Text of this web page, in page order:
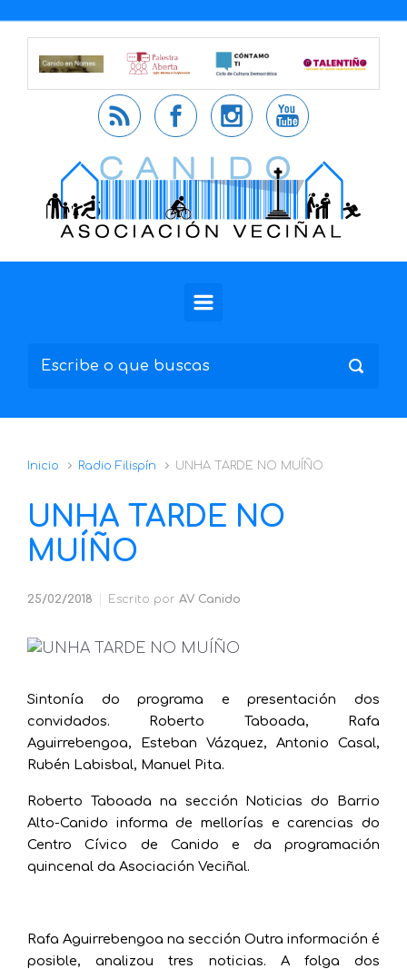
Saltar al contenido principal
Inicio Radio Filispín UNHA TARDE NO MUÍÑO
UNHA TARDE NO
MUÍÑO
25/02/2018 Escrito por AV Canido
Sintonía do programa e presentación dos
convidados. Roberto Taboada, Rafa
Aguirrebengoa, Esteban Vázquez, Antonio Casal,
Rubén Labisbal, Manuel Pita.
Roberto Taboada na sección Noticias do Barrio
Alto-Canido informa de mellorías e carencias do
Centro Cívico de Canido e da programación
quincenal da Asociación Veciñal.
Rafa Aguirrebengoa na sección Outra información é
posible, analizou tres noticias. A folga dos